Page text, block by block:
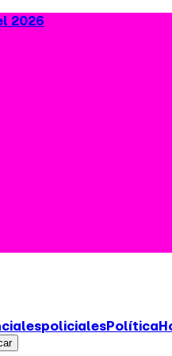
2026
policialesPolítica